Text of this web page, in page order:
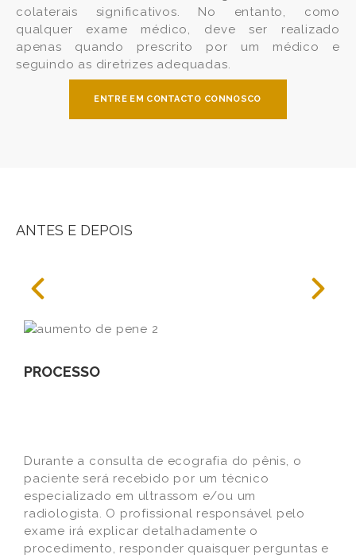
colaterais significativos. No entanto, como
qualquer exame médico, deve ser realizado
apenas quando prescrito por um médico e
seguindo as diretrizes adequadas.
ENTRE EM CONTACTO CONNOSCO
ANTES E DEPOIS
PROCESSO
Durante a consulta de ecografia do pênis, o
paciente será recebido por um técnico
especializado em ultrassom e/ou um
radiologista. O profissional responsável pelo
exame irá explicar detalhadamente o
procedimento, responder quaisquer perguntas e